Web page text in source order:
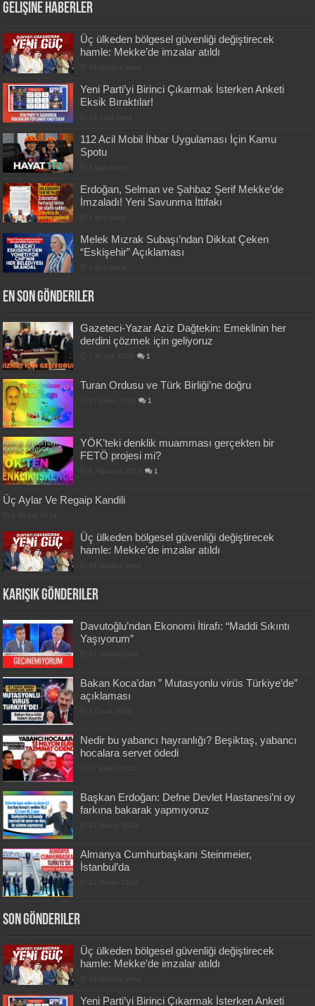
Gelişine Haberler
Üç ülkeden bölgesel güvenliği değiştirecek
hamle: Mekke’de imzalar atıldı
Yeni Parti’yi Birinci Çıkarmak İsterken Anketi
Eksik Bıraktılar!
112 Acil Mobil İhbar Uygulaması İçin Kamu
Spotu
Erdoğan, Selman ve Şahbaz Şerif Mekke’de
İmzaladı! Yeni Savunma İttifakı
Melek Mızrak Subaşı’ndan Dikkat Çeken
“Eskişehir” Açıklaması
En Son Gönderiler
Gazeteci-Yazar Aziz Dağtekin: Emeklinin her
derdini çözmek için geliyoruz
1
Turan Ordusu ve Türk Birliği’ne doğru
1
YÖK’teki denklik muamması gerçekten bir
FETÖ projesi mi?
1
Üç Aylar Ve Regaip Kandili
Üç ülkeden bölgesel güvenliği değiştirecek
hamle: Mekke’de imzalar atıldı
Karışık Gönderiler
Davutoğlu’ndan Ekonomi İtirafı: “Maddi Sıkıntı
Yaşıyorum”
Bakan Koca’dan ” Mutasyonlu virüs Türkiye’de”
açıklaması
Nedir bu yabancı hayranlığı? Beşiktaş, yabancı
hocalara servet ödedi
Başkan Erdoğan: Defne Devlet Hastanesi’ni oy
farkına bakarak yapmıyoruz
Almanya Cumhurbaşkanı Steinmeier,
İstanbul’da
Son Gönderiler
Üç ülkeden bölgesel güvenliği değiştirecek
hamle: Mekke’de imzalar atıldı
Yeni Parti’yi Birinci Çıkarmak İsterken Anketi